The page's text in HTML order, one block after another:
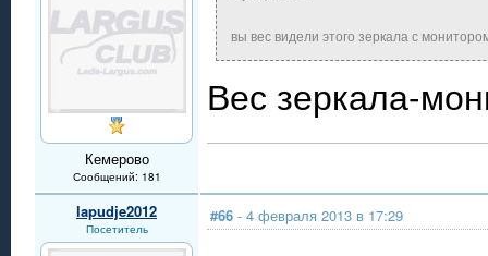
Кемерово
Сообщений: 181
вы вес видели этого зеркала с
Вес зеркала-
lapudje2012
Посетитель
#66 - 4 февраля 2013 в 17:29